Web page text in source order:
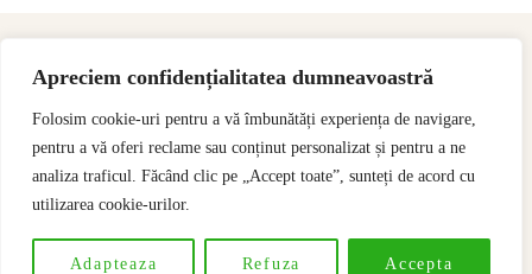
Apreciem confidențialitatea dumneavoastră
Folosim cookie-uri pentru a vă îmbunătăți experiența de navigare,
pentru a vă oferi reclame sau conținut personalizat și pentru a ne
analiza traficul. Făcând clic pe „Accept toate”, sunteți de acord cu
utilizarea cookie-urilor.
Adapteaza Refuza Accepta